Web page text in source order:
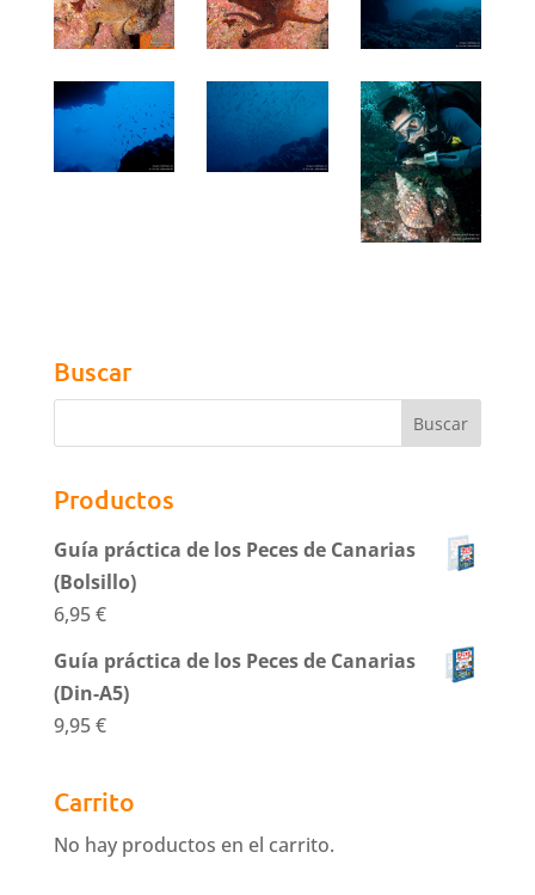
Buscar
Productos
Guía práctica de los Peces de Canarias
(Bolsillo)
6,95€
Guía práctica de los Peces de Canarias
(Din-A5)
9,95€
Carrito
No hay productos en el carrito.